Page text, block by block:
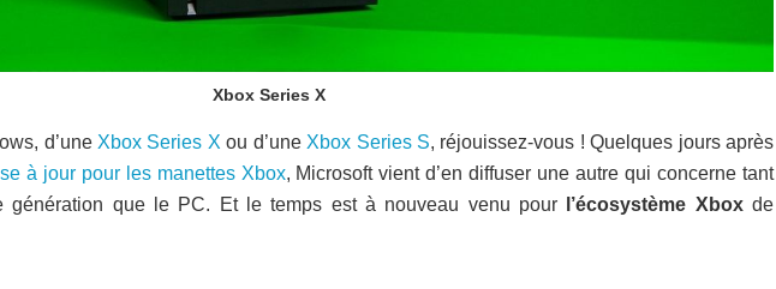
Xbox Series X
d’une Xbox Series X ou d’une Xbox Series S, réjouissez-vous ! Quelques jours après
à jour pour les manettes Xbox, Microsoft vient d’en diffuser une autre qui concerne tant
génération que le PC. Et le temps est à nouveau venu pour
l’écosystème Xboxde